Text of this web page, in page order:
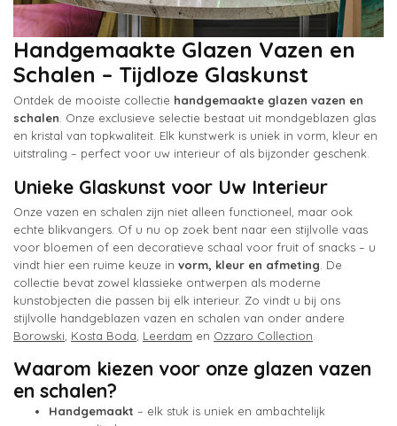
Handgemaakte Glazen Vazen en
Schalen – Tijdloze Glaskunst
Ontdek de mooiste collectie handgemaakte glazen vazen en
schalen. Onze exclusieve selectie bestaat uit mondgeblazen glas
en kristal van topkwaliteit. Elk kunstwerk is uniek in vorm, kleur en
uitstraling – perfect voor uw interieur of als bijzonder geschenk.
Unieke Glaskunst voor Uw Interieur
Onze vazen en schalen zijn niet alleen functioneel, maar ook
echte blikvangers. Of u nu op zoek bent naar een stijlvolle vaas
voor bloemen of een decoratieve schaal voor fruit of snacks – u
vindt hier een ruime keuze in vorm, kleur en afmeting . De
collectie bevat zowel klassieke ontwerpen als moderne
kunstobjecten die passen bij elk interieur. Zo vindt u bij ons
stijlvolle handgeblazen vazen en schalen van onder andere
Borowski Kosta Boda Leerdam en Ozzaro Collection
Waarom kiezen voor onze glazen vazen
en schalen?
Handgemaakt – elk stuk is uniek en ambachtelijk